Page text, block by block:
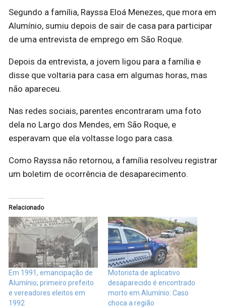
Segundo a família, Rayssa Eloá Menezes, que mora em
Alumínio, sumiu depois de sair de casa para participar
de uma entrevista de emprego em São Roque.
Depois da entrevista, a jovem ligou para a família e
disse que voltaria para casa em algumas horas, mas
não apareceu.
Nas redes sociais, parentes encontraram uma foto
dela no Largo dos Mendes, em São Roque, e
esperavam que ela voltasse logo para casa.
Como Rayssa não retornou, a família resolveu registrar
um boletim de ocorrência de desaparecimento.
Relacionado
Em 1991, emancipação de
Alumínio; primeiro prefeito
e vereadores eleitos em
1992
Motorista de aplicativo
desaparecido é encontrado
morto em Alumínio: Caso
choca a região